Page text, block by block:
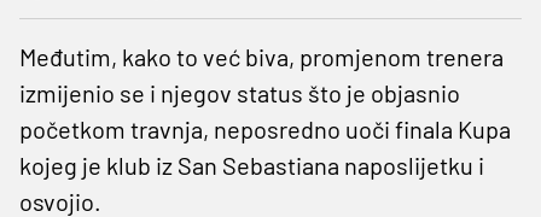
Međutim, kako to već biva, promjenom trenera
izmijenio se i njegov status što je objasnio
početkom travnja, neposredno uoči finala Kupa
kojeg je klub iz San Sebastiana naposlijetku i
osvojio.